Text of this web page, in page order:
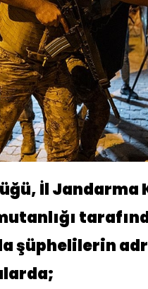
İl Jandarma
şüphelilerin